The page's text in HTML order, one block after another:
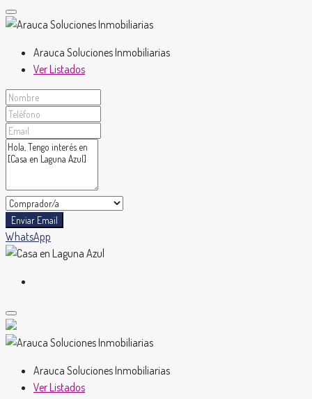
Arauca Soluciones Inmobiliarias
Ver Listados
Enviar Email
WhatsApp
Arauca Soluciones Inmobiliarias
Ver Listados